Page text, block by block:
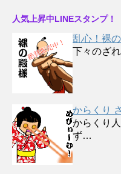
人気上昇中LINEスタンプ！
乱心！裸
下々のざ
からくり
からくり
ず…